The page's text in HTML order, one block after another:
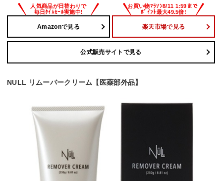
Amazonで見る 楽天市場で見る
公式販売サイトで見る
NULL リムーバークリーム【医薬部外品】